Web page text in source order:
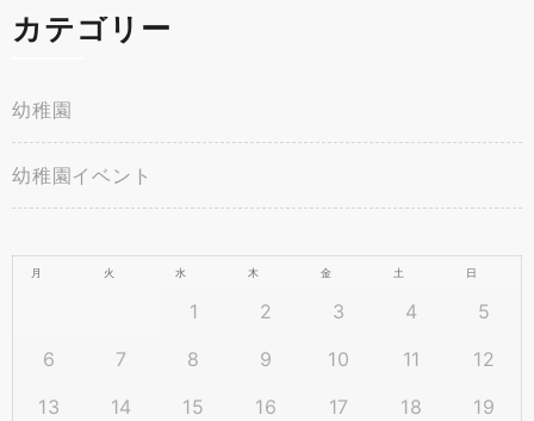
カテゴリー
幼稚園
幼稚園イベント
月 火 水 木 金 土 日
1 2 3 4
5
6
7 8 9 10 11
12
13
14 15 16 17 18
19